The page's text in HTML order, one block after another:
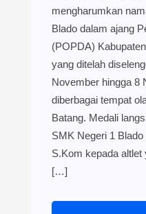
mengharumkan
Blado dalam ajang
(POPDA)
yang ditelah
November hingga 8
diberbagai tempat
Batang. Medali
SMK Negeri 1
S.Kom kepada altlet
[…]